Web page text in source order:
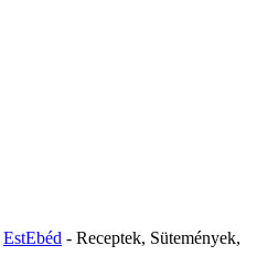
EstEbéd - Receptek, Sütemények,